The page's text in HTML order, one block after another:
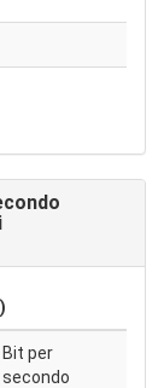
Bit per
secondo